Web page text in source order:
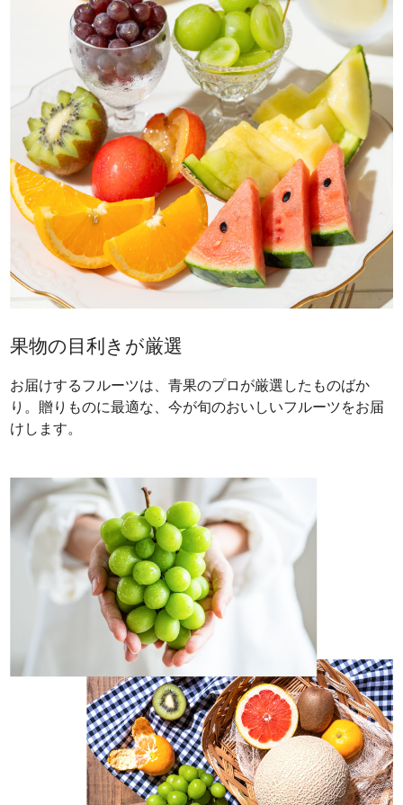
果物の目利きが厳選
お届けするフルーツは、青果のプロが厳選したものばか
り。贈りものに最適な、今が旬のおいしいフルーツをお届
けします。